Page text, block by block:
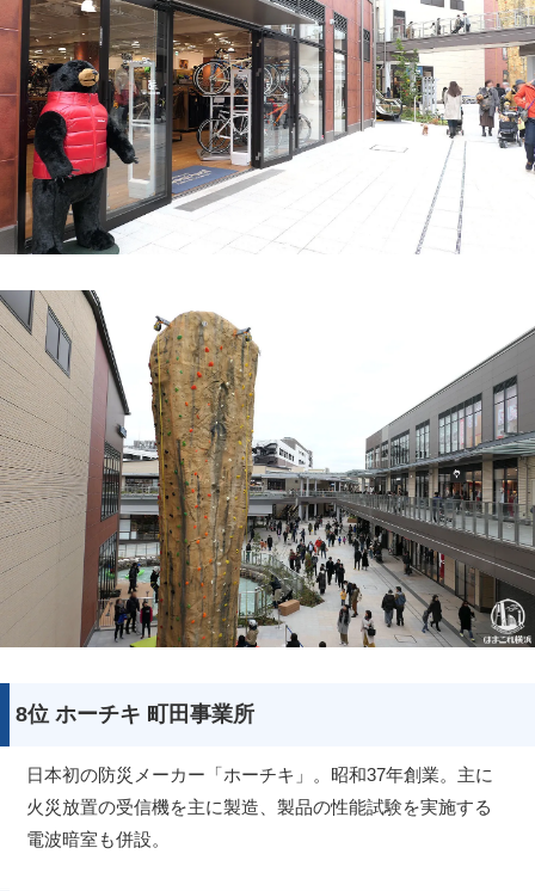
8位 ホーチキ 町田事業所
日本初の防災メーカー「ホーチキ」。昭和37年創業。主に
火災放置の受信機を主に製造、製品の性能試験を実施する
電波暗室も併設。